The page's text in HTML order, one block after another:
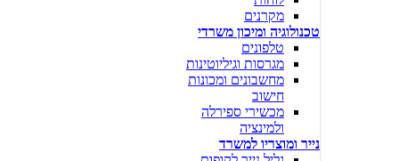
מקרנים
טכנולוגיה ומיכון משרדי
טלפונים
מגרסות וגיליוטינות
מחשבונים ומכונות
חישוב
מכשירי ספירלה
ולמינציה
נייר ומוצריו למשרד